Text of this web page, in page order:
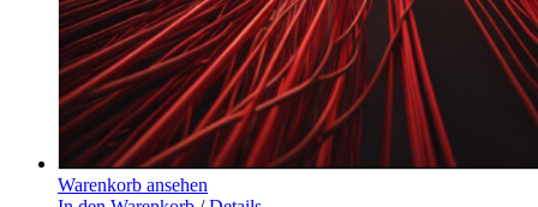
Warenkorb ansehen